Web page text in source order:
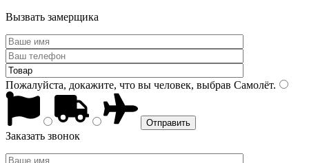
Вызвать замерщика
Пожалуйста, докажите, что вы человек, выбрав Самолёт.
Заказать звонок